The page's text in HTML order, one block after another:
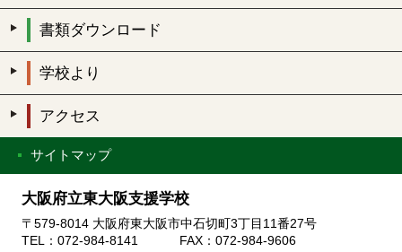
書類ダウンロード
学校より
アクセス
サイトマップ
大阪府立東大阪支援学校
〒579-8014 大阪府東大阪市中石切町3丁目11番27号
TEL：072-984-8141 FAX：072-984-9606